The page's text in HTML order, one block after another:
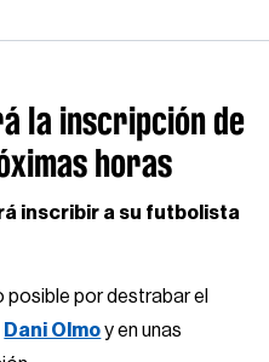
la inscripción de
horas
inscribir a su futbolista
por destrabar el
Dani Olmoy en unas